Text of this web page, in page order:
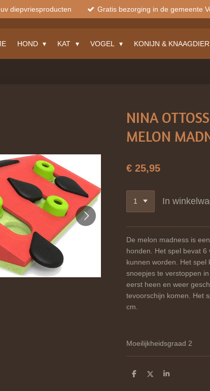
diepvriesproducten Gratis bezorging in de gemeente
HOND KAT VOGEL KONIJN & KNAAGDIER
NINA
MELON
€ 25,95
In
De melon madness is
honden. Het spel bevat
kunnen worden. Het spel
snoepjes te verstoppen
eerst heen en weer
tevoorschijn komen. Het
cm.
Moeilijkheidsgraad 2
D
D
S